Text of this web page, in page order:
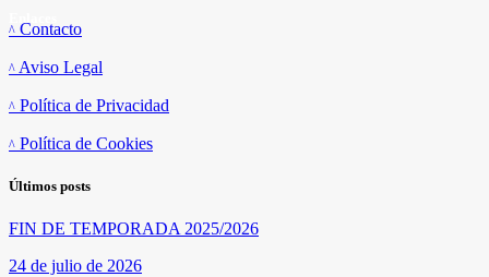
Contacto
Aviso Legal
Política de Privacidad
Política de Cookies
Últimos posts
FIN DE TEMPORADA 2025/2026
24 de julio de 2026